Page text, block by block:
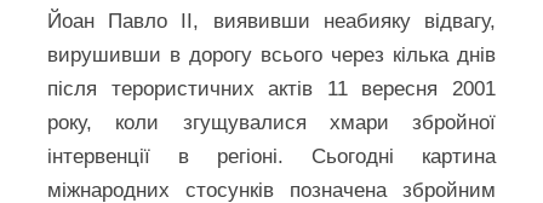
Йоан Павло ІІ, виявивши неабияку відвагу,
вирушивши в дорогу всього через кілька днів
після терористичних актів 11 вересня 2001
року, коли згущувалися хмари збройної
інтервенції в регіоні. Сьогодні картина
міжнародних стосунків позначена збройним